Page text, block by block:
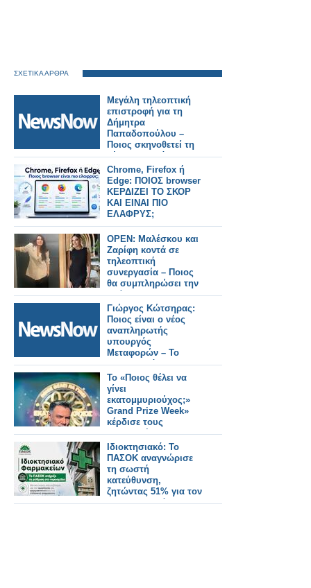
ΣΧΕΤΙΚΑ ΑΡΘΡΑ
Μεγάλη τηλεοπτική
επιστροφή για τη
Δήμητρα
Παπαδοπούλου –
Ποιος σκηνοθετεί τη
νέα της σειρά
Chrome, Firefox ή
Edge: ΠΟΙΟΣ browser
ΚΕΡΔΙΖΕΙ ΤΟ ΣΚΟΡ
ΚΑΙ ΕΙΝΑΙ ΠΙΟ
ΕΛΑΦΡΥΣ;
OPEN: Μαλέσκου και
Ζαρίφη κοντά σε
τηλεοπτική
συνεργασία – Ποιος
θα συμπληρώσει την
ομάδα;
Γιώργος Κώτσηρας:
Ποιος είναι ο νέος
αναπληρωτής
υπουργός
Μεταφορών – Το
βιογραφικό του.
Το «Ποιος θέλει να
γίνει
εκατομμυριούχος;»
Grand Prize Week»
κέρδισε τους
τηλεθεατές...
Ιδιοκτησιακό: Το
ΠΑΣΟΚ αναγνώρισε
τη σωστή
κατεύθυνση,
ζητώντας 51% για τον
φαρμακοποιό